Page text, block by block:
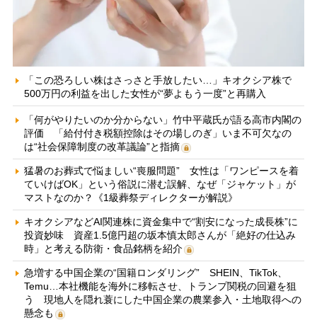
「この恐ろしい株はさっさと手放したい…」キオクシア株で
500万円の利益を出した女性が“夢よもう一度”と再購入
「何がやりたいのか分からない」竹中平蔵氏が語る高市内閣の
評価 「給付付き税額控除はその場しのぎ」いま不可欠なの
は“社会保障制度の改革議論”と指摘
猛暑のお葬式で悩ましい“喪服問題” 女性は「ワンピースを着
ていけばOK」という俗説に潜む誤解、なぜ「ジャケット」が
マストなのか？《1級葬祭ディレクターが解説》
キオクシアなどAI関連株に資金集中で“割安になった成長株”に
投資妙味 資産1.5億円超の坂本慎太郎さんが「絶好の仕込み
時」と考える防衛・食品銘柄を紹介
急増する中国企業の“国籍ロンダリング” SHEIN、TikTok、
Temu…本社機能を海外に移転させ、トランプ関税の回避を狙
う 現地人を隠れ蓑にした中国企業の農業参入・土地取得への
懸念も